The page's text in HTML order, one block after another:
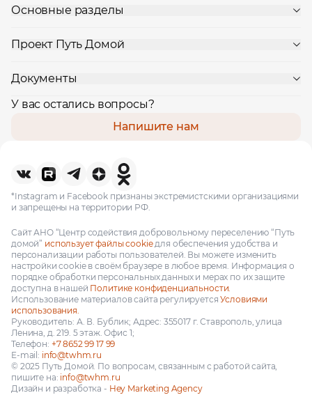
Основные разделы
Проект Путь Домой
Документы
У вас остались вопросы?
Напишите нам
*Instagram и Facebook признаны экстремистскими организациями
и запрещены на территории РФ.
Сайт АНО “Центр содействия добровольному переселению “Путь
домой” использует файлы cookieдля обеспечения удобства и
персонализации работы пользователей. Вы можете изменить
настройки cookie в своём браузере в любое время. Информация о
порядке обработки персональных данных и мерах по их защите
доступна в нашей Политике конфиденциальности.
Использование материалов сайта регулируетсяУсловиями
использования.
Руководитель: А. В. Бублик; Адрес: 355017 г. Ставрополь, улица
Ленина, д. 219. 5 этаж. Офис 1;
Телефон: +7 8652 99 17 99
E-mail: info@twhm.ru
© 2025 Путь Домой. По вопросам, связанным с работой сайта,
пишите на: info@twhm.ru
Дизайн и разработка - Hey Marketing Agency